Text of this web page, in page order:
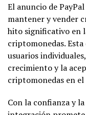
El anuncio de
mantener y vender
hito significativo en
criptomonedas.
usuarios
crecimiento y la
criptomonedas en
Con la confianza y